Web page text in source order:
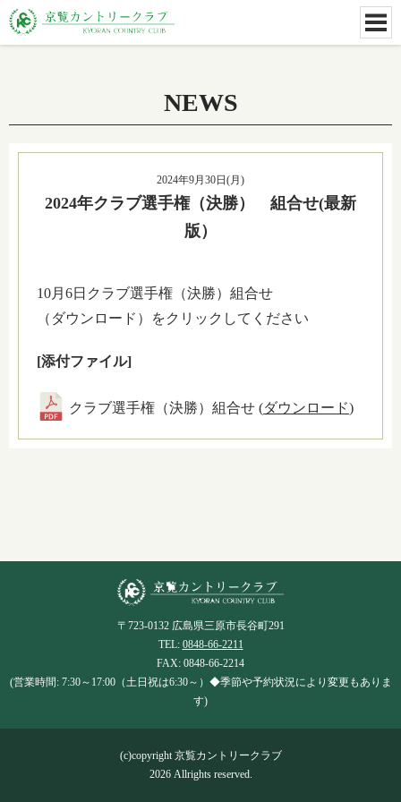
NEWS
2024年9月30日(月)
2024年クラブ選手権（決勝） 組合せ(最新
版）
10月6日クラブ選手権（決勝）組合せ
（ダウンロード）をクリックしてください
[添付ファイル]
クラブ選手権（決勝）組合せ (ダウンロード)
〒723-0132 広島県三原市長谷町291
TEL: 0848-66-2211
FAX: 0848-66-2214
(営業時間: 7:30～17:00（土日祝は6:30～）◆季節や予約状況により変更もありま
す)
(c)copyright 京覧カントリークラブ
2026 Allrights reserved.